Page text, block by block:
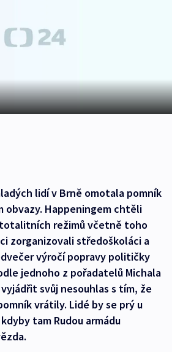
lidí v Brně omotala pomník
obvazy. Happeningem chtěli
režimů včetně toho
zorganizovali středoškoláci a
výročí popravy političky
jednoho z pořadatelů Michala
svůj nesouhlas s tím, že
vrátily. Lidé by se prý u
tam Rudou armádu